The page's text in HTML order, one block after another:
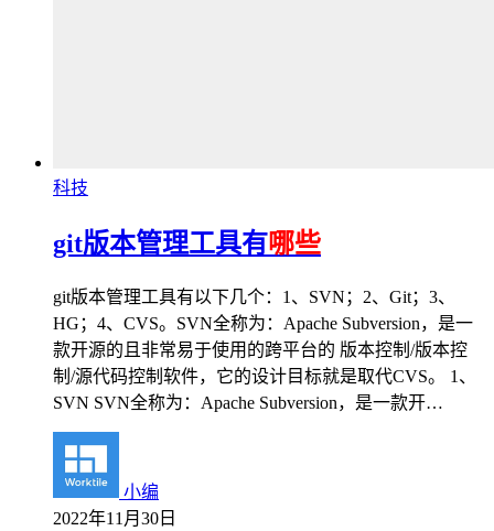
科技
git版本管理工具有哪些
git版本管理工具有以下几个：1、SVN；2、Git；3、
HG；4、CVS。SVN全称为：Apache Subversion，是一
款开源的且非常易于使用的跨平台的 版本控制/版本控
制/源代码控制软件，它的设计目标就是取代CVS。 1、
SVN SVN全称为：Apache Subversion，是一款开…
小编
2022年11月30日